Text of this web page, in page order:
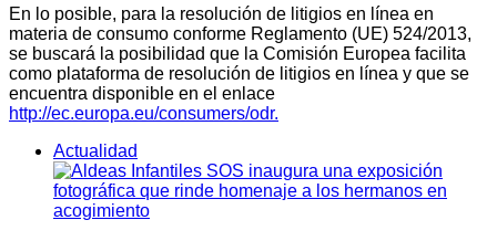
En lo posible, para la resolución de litigios en línea en
materia de consumo conforme Reglamento (UE) 524/2013,
se buscará la posibilidad que la Comisión Europea facilita
como plataforma de resolución de litigios en línea y que se
encuentra disponible en el enlace
http://ec.europa.eu/consumers/odr.
Actualidad